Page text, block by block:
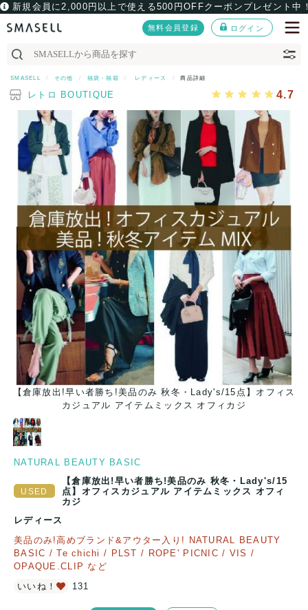
新規会員に2,000円以上で使える500円OFFクーポンプレゼント中
無料会員登録 ログイン
SMASELL その他 福袋・福箱 レディース 商品詳細
レトロ BOUTIQUE 4.7
【倉庫放出!早い者勝ち!美品のみ 秋冬・Lady's/15点】オフィス
カジュアル アイテムミックス オフィカジ
NATURAL BEAUTY BASIC
【倉庫放出!早い者勝ち!美品のみ 秋冬・Lady's/15
点】オフィスカジュアル アイテムミックス オフィ
カジ
レディース
美品のみ!高めブランド&アウター入り! NATURAL BEAUTY
BASIC / Te chichi / PLST / ROPE' PICNIC / VIS /
OPAQUE.CLIP など
いいね！
131